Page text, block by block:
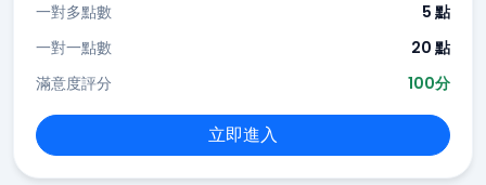
一對多點數
5 點
一對一點數
20 點
滿意度評分
100分
立即進入